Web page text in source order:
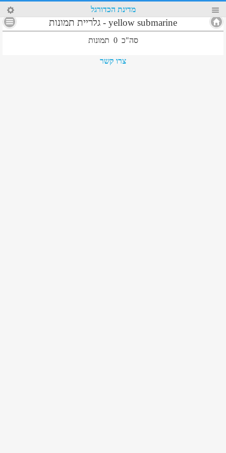
84 מדינת הכדורגל
yellow submarine
- גלריית תמונות
סה"כ 0 תמונות
צרו קשר